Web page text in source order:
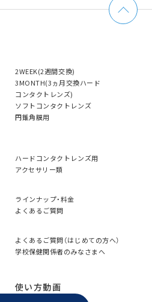
2WEEK(2週間交換)
3MONTH(3ヵ月交換ハード
コンタクトレンズ)
ソフトコンタクトレンズ
円錐角膜用
ハードコンタクトレンズ用
アクセサリー類
ラインナップ・料金
よくあるご質問
よくあるご質問（はじめての方へ）
学校保健関係者のみなさまへ
使い方動画